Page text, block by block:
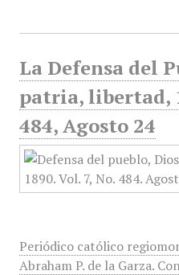
La Defensa del
patria, libertad,
484, Agosto 24
Periódico católico
Abraham P. de la Garza.